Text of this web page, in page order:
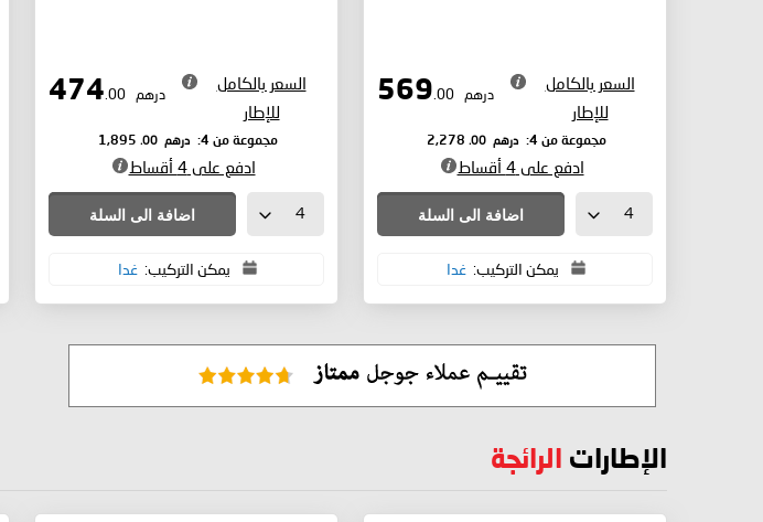
السعر بالكامل
للإطار
درهم .00
مجموعة من 4: درهم .00
ادفع على 4 أقساط
اضافة الى السلة
يمكن التركيب: غدا
السعر بالكامل
للإطار
درهم .00
مجموعة من 4: درهم .00
ادفع على 4 أقساط
اضافة الى السلة
يمكن التركيب: غدا
الإطارات الرائجة